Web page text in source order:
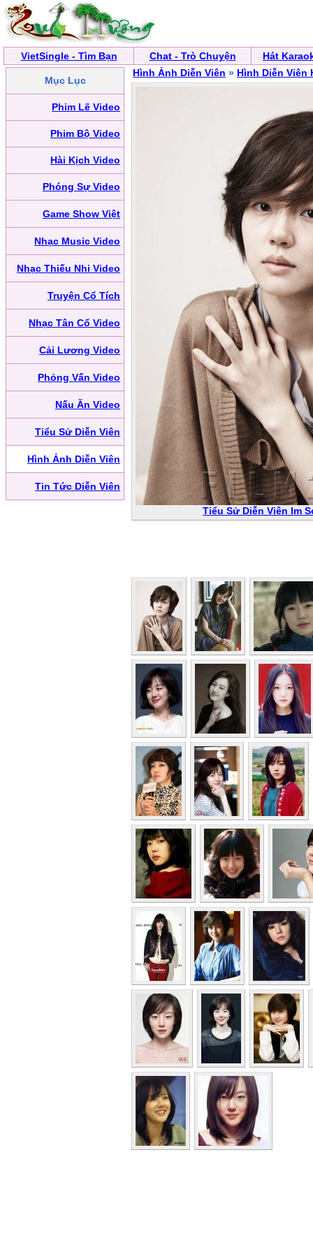
VietSingle - Tìm Bạn Chat - Trò Chuyện Hát
Mục Lục
Phim Lẽ Video
Phim Bộ Video
Hài Kịch Video
Phóng Sự Video
Game Show Việt
Nhạc Music Video
Nhạc Thiếu Nhi Video
Truyện Cổ Tích
Nhạc Tân Cổ Video
Cải Lương Video
Phỏng Vấn Video
Nấu Ăn Video
Tiểu Sử Diễn Viên
Hình Ảnh Diễn Viên
Tin Tức Diễn Viên
Hình Ảnh Diễn Viên » Hình Diễn Viên
Tiểu Sử Diễn Viên Im